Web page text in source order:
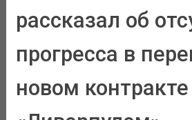
рассказал об
прогресса в
новом контракте